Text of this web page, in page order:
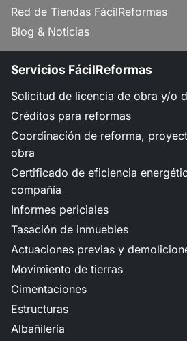
Red de Tiendas FácilReformas
Blog & Noticias
Servicios FácilReformas
Solicitud de licencia de obra y/o
Créditos para reformas
Coordinación de reforma,
obra
Certificado de eficiencia
compañía
Informes periciales
Tasación de inmuebles
Actuaciones previas y
Movimiento de tierras
Cimentaciones
Estructuras
Albañilería